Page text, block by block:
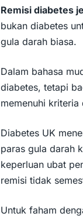
Remisi diabetes
bukan diabetes
gula darah biasa.
Dalam bahasa
diabetes, tetapi
memenuhi
Diabetes UK
paras gula darah
keperluan ubat
remisi tidak
Untuk faham